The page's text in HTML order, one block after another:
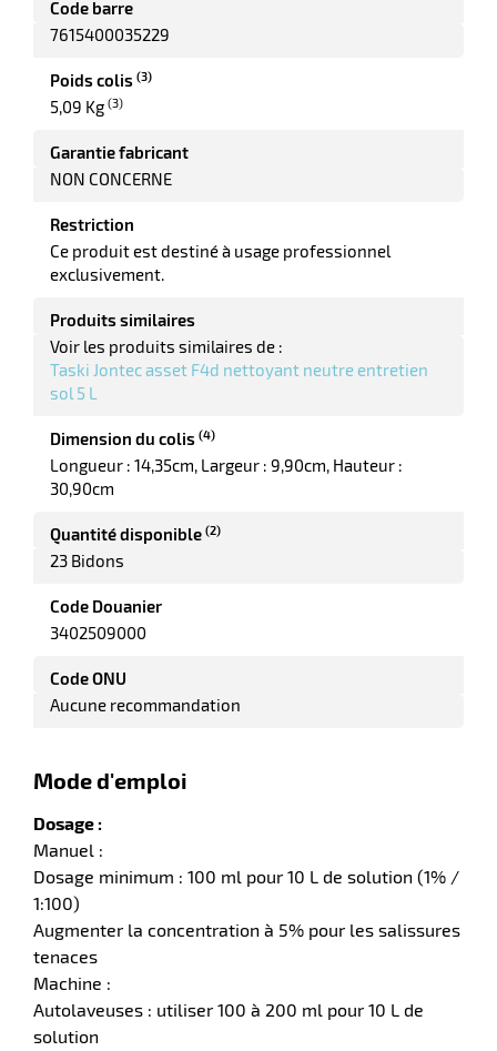
Code barre
7615400035229
Poids colis (3)
5,09 Kg (3)
Garantie fabricant
NON CONCERNE
Restriction
Ce produit est destiné à usage professionnel
exclusivement.
Produits similaires
Voir les produits similaires de :
Taski Jontec asset F4d nettoyant neutre entretien
sol 5 L
Dimension du colis (4)
Longueur : 14,35cm Largeur : 9,90cm Hauteur :
30,90cm
Quantité disponible (2)
23 Bidons
Code Douanier
3402509000
Code ONU
Aucune recommandation
Mode d'emploi
Dosage :
Manuel :
Dosage minimum : 100 ml pour 10 L de solution (1% /
1:100)
Augmenter la concentration à 5% pour les salissures
tenaces
Machine :
Autolaveuses : utiliser 100 à 200 ml pour 10 L de
solution